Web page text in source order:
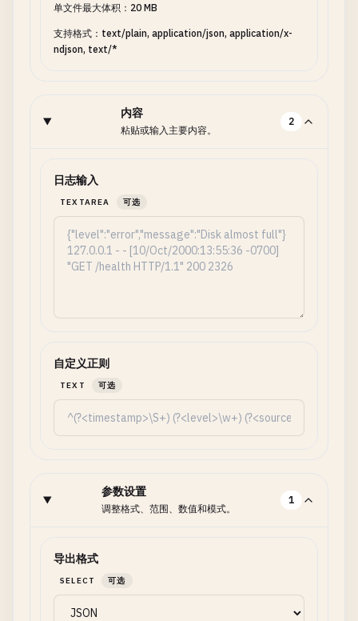
单文件最大体积：20 MB
支持格式：text/plain, application/json, application/x-
ndjson, text/*
内容
粘贴或输入主要内容。
2
日志输入
TEXTAREA 可选
自定义正则
TEXT 可选
参数设置
调整格式、范围、数值和模式。
1
导出格式
SELECT 可选